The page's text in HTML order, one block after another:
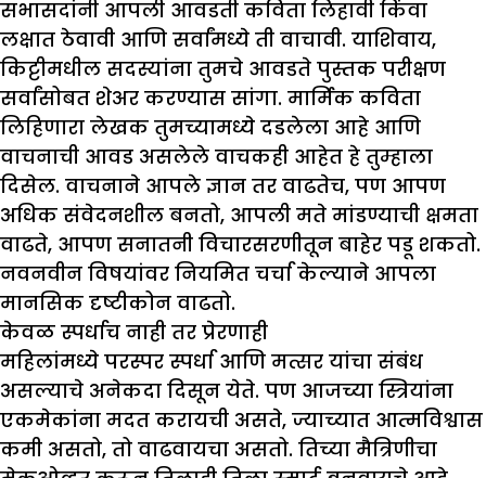
सभासदांनी आपली आवडती कविता लिहावी किंवा
लक्षात ठेवावी आणि सर्वांमध्ये ती वाचावी. याशिवाय,
किट्टीमधील सदस्यांना तुमचे आवडते पुस्तक परीक्षण
सर्वांसोबत शेअर करण्यास सांगा. मार्मिक कविता
लिहिणारा लेखक तुमच्यामध्ये दडलेला आहे आणि
वाचनाची आवड असलेले वाचकही आहेत हे तुम्हाला
दिसेल. वाचनाने आपले ज्ञान तर वाढतेच, पण आपण
अधिक संवेदनशील बनतो, आपली मते मांडण्याची क्षमता
वाढते, आपण सनातनी विचारसरणीतून बाहेर पडू शकतो.
नवनवीन विषयांवर नियमित चर्चा केल्याने आपला
मानसिक दृष्टीकोन वाढतो.
केवळ स्पर्धाच नाही तर प्रेरणाही
महिलांमध्ये परस्पर स्पर्धा आणि मत्सर यांचा संबंध
असल्याचे अनेकदा दिसून येते. पण आजच्या स्त्रियांना
एकमेकांना मदत करायची असते, ज्याच्यात आत्मविश्वास
कमी असतो, तो वाढवायचा असतो. तिच्या मैत्रिणीचा